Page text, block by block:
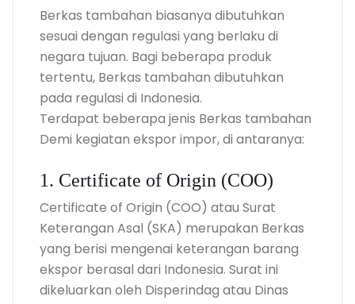
Berkas tambahan biasanya dibutuhkan
sesuai dengan regulasi yang berlaku di
negara tujuan. Bagi beberapa produk
tertentu, Berkas tambahan dibutuhkan
pada regulasi di Indonesia.
Terdapat beberapa jenis Berkas tambahan
Demi kegiatan ekspor impor, di antaranya:
1. Certificate of Origin (COO)
Certificate of Origin (COO) atau Surat
Keterangan Asal (SKA) merupakan Berkas
yang berisi mengenai keterangan barang
ekspor berasal dari Indonesia. Surat ini
dikeluarkan oleh Disperindag atau Dinas